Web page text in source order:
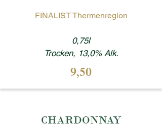
FINALIST Thermenregion
0,75l
Trocken, 13,0% Alk.
9,50
CHARDONNAY